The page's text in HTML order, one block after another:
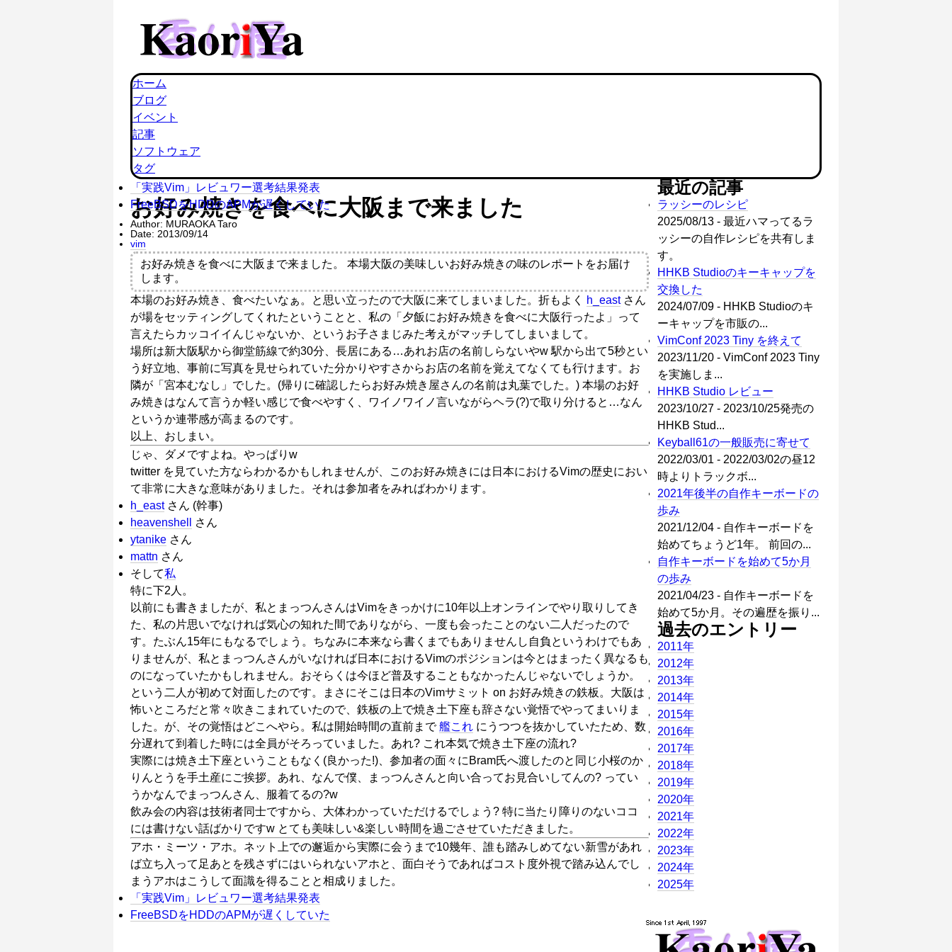
ホーム
ブログ
イベント
記事
ソフトウェア
タグ
「実践Vim」レビュワー選考結果発表
FreeBSDをHDDのAPMが遅くしていた
お好み焼きを食べに大阪まで来ました
Author: MURAOKA Taro
Date: 2013/09/14
vim
お好み焼きを食べに大阪まで来ました。 本場大阪の美味しいお好み焼きの味のレポートをお届け
します。
本場のお好み焼き、食べたいなぁ。と思い立ったので大阪に来てしまいました。折もよく
h_eastさん
が場をセッティングしてくれたということと、私の「夕飯にお好み焼きを食べに大阪行ったよ」って
言えたらカッコイイんじゃないか、というお子さまじみた考えがマッチしてしまいまして。
場所は新大阪駅から御堂筋線で約30分、長居にある…あれお店の名前しらないやw 駅から出て5秒とい
う好立地、事前に写真を見せられていた分かりやすさからお店の名前を覚えてなくても行けます。お
隣が「宮本むなし」でした。(帰りに確認したらお好み焼き屋さんの名前は丸葉でした。) 本場のお好
み焼きはなんて言うか軽い感じで食べやすく、ワイノワイノ言いながらヘラ(?)で取り分けると…なん
というか連帯感が高まるのです。
以上、おしまい。
じゃ、ダメですよね。やっぱりw
twitter を見ていた方ならわかるかもしれませんが、このお好み焼きには日本におけるVimの歴史におい
て非常に大きな意味がありました。それは参加者をみればわかります。
h_eastさん (幹事)
heavenshell
さん
ytanike さん
mattn さん
そして私
特に下2人。
以前にも書きましたが、私とまっつんさんはVimをきっかけに10年以上オンラインでやり取りしてき
た、私の片思いでなければ気心の知れた間でありながら、一度も会ったことのない二人だったので
す。たぶん15年にもなるでしょう。ちなみに本来なら書くまでもありませんし自負というわけでもあ
りませんが、私とまっつんさんがいなければ日本におけるVimのポジションは今とはまったく異なるも
のになっていたかもしれません。おそらくは今ほど普及することもなかったんじゃないでしょうか。
という二人が初めて対面したのです。まさにそこは日本のVimサミット on お好み焼きの鉄板。大阪は
怖いところだと常々吹きこまれていたので、鉄板の上で焼き土下座も辞さない覚悟でやってまいりま
した。が、その覚悟はどこへやら。私は開始時間の直前まで艦これ にうつつを抜かしていたため、数
分遅れて到着した時には全員がそろっていました。あれ? これ本気で焼き土下座の流れ?
実際には焼き土下座ということもなく(良かった!)、参加者の面々にBram氏へ渡したのと同じ小桜のか
りんとうを手土産にご挨拶。あれ、なんで僕、まっつんさんと向い合ってお見合いしてんの? ってい
うかなんでまっつんさん、服着てるの?w
飲み会の内容は技術者同士ですから、大体わかっていただけるでしょう? 特に当たり障りのないココ
には書けない話ばかりですw とても美味しい&楽しい時間を過ごさせていただきました。
アホ・ミーツ・アホ。ネット上での邂逅から実際に会うまで10幾年、誰も踏みしめてない新雪があれ
ば立ち入って足あとを残さずにはいられないアホと、面白そうであればコスト度外視で踏み込んでし
まうアホはこうして面識を得ることと相成りました。
「実践Vim」レビュワー選考結果発表
FreeBSDをHDDのAPMが遅くしていた
最近の記事
ラッシーのレシピ
2025/08/13 - 最近ハマってるラ
ッシーの自作レシピを共有しま
す。
HHKB Studioのキーキャップを
交換した
2024/07/09 - HHKB Studioのキ
ーキャップを市販の...
VimConf 2023 Tiny を終えて
2023/11/20 - VimConf 2023 Tiny
を実施しま...
HHKB Studio レビュー
2023/10/27 - 2023/10/25発売の
HHKB Stud...
Keyball61の一般販売に寄せて
2022/03/01 - 2022/03/02の昼12
時よりトラックボ...
2021年後半の自作キーボードの
歩み
2021/12/04 - 自作キーボードを
始めてちょうど1年。 前回の...
自作キーボードを始めて5か月
の歩み
2021/04/23 - 自作キーボードを
始めて5か月。その遍歴を振り...
過去のエントリー
2011年
2012年
2013年
2014年
2015年
2016年
2017年
2018年
2019年
2020年
2021年
2022年
2023年
2024年
2025年